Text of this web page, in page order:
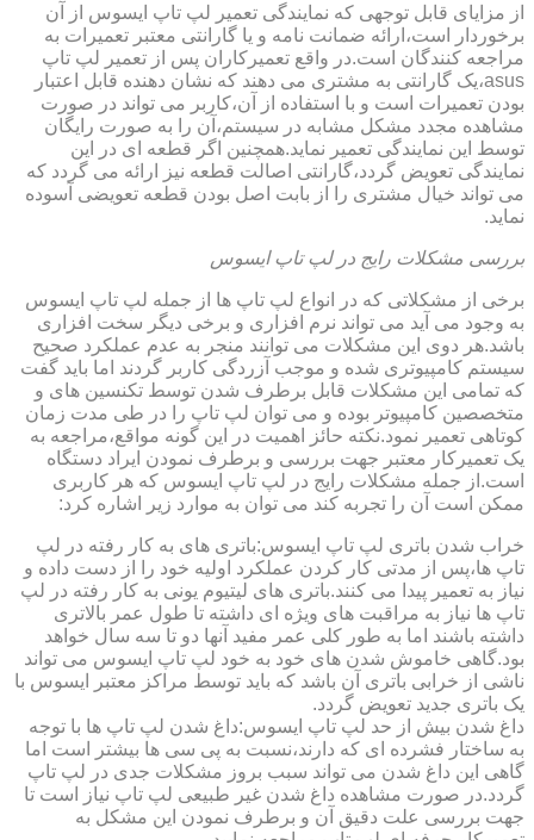
از مزایای قابل توجهی که نمایندگی تعمیر لپ تاپ ایسوس از آن
برخوردار است،ارائه ضمانت نامه و یا گارانتی معتبر تعمیرات به
مراجعه کنندگان است.در واقع تعمیرکاران پس از تعمیر لپ تاپ
asus،یک گارانتی به مشتری می دهند که نشان دهنده قابل اعتبار
بودن تعمیرات است و با استفاده از آن،کاربر می تواند در صورت
مشاهده مجدد مشکل مشابه در سیستم،آن را به صورت رایگان
توسط این نمایندگی تعمیر نماید.همچنین اگر قطعه ای در این
نمایندگی تعویض گردد،گارانتی اصالت قطعه نیز ارائه می گردد که
می تواند خیال مشتری را از بابت اصل بودن قطعه تعویضی آسوده
نماید.
بررسی مشکلات رایج در لپ تاپ ایسوس
برخی از مشکلاتی که در انواع لپ تاپ ها از جمله لپ تاپ ایسوس
به وجود می آید می تواند نرم افزاری و برخی دیگر سخت افزاری
باشد.هر دوی این مشکلات می توانند منجر به عدم عملکرد صحیح
سیستم کامپیوتری شده و موجب آزردگی کاربر گردند اما باید گفت
که تمامی این مشکلات قابل برطرف شدن توسط تکنسین های و
متخصصین کامپیوتر بوده و می توان لپ تاپ را در طی مدت زمان
کوتاهی تعمیر نمود.نکته حائز اهمیت در این گونه مواقع،مراجعه به
یک تعمیرکار معتبر جهت بررسی و برطرف نمودن ایراد دستگاه
است.از جمله مشکلات رایج در لپ تاپ ایسوس که هر کاربری
ممکن است آن را تجربه کند می توان به موارد زیر اشاره کرد:
خراب شدن باتری لپ تاپ ایسوس:باتری های به کار رفته در لپ
تاپ ها،پس از مدتی کار کردن عملکرد اولیه خود را از دست داده و
نیاز به تعمیر پیدا می کنند.باتری های لیتیوم یونی به کار رفته در لپ
تاپ ها نیاز به مراقبت های ویژه ای داشته تا طول عمر بالاتری
داشته باشند اما به طور کلی عمر مفید آنها دو تا سه سال خواهد
بود.گاهی خاموش شدن های خود به خود لپ تاپ ایسوس می تواند
ناشی از خرابی باتری آن باشد که باید توسط مراکز معتبر ایسوس با
یک باتری جدید تعویض گردد.
داغ شدن بیش از حد لپ تاپ ایسوس:داغ شدن لپ تاپ ها با توجه
به ساختار فشرده ای که دارند،نسبت به پی سی ها بیشتر است اما
گاهی این داغ شدن می تواند سبب بروز مشکلات جدی در لپ تاپ
گردد.در صورت مشاهده داغ شدن غیر طبیعی لپ تاپ نیاز است تا
جهت بررسی علت دقیق آن و برطرف نمودن این مشکل به